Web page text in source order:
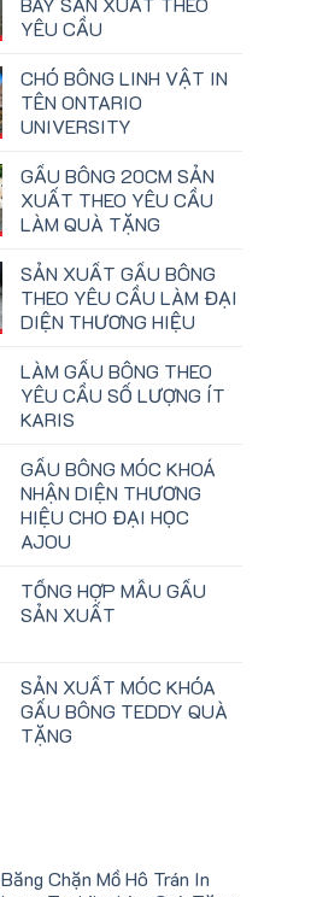
YÊU CẦU
CHÓ BÔNG LINH VẬT IN
TÊN ONTARIO
UNIVERSITY
GẤU BÔNG 20CM SẢN
XUẤT THEO YÊU CẦU
LÀM QUÀ TẶNG
SẢN XUẤT GẤU BÔNG
THEO YÊU CẦU LÀM ĐẠI
DIỆN THƯƠNG HIỆU
LÀM GẤU BÔNG THEO
YÊU CẦU SỐ LƯỢNG ÍT
KARIS
GẤU BÔNG MÓC KHOÁ
NHẬN DIỆN THƯƠNG
HIỆU CHO ĐẠI HỌC
AJOU
TỔNG HỢP MẪU GẤU
SẢN XUẤT
SẢN XUẤT MÓC KHÓA
GẤU BÔNG TEDDY QUÀ
TẶNG
Băng Chặn Mồ Hô Trán In